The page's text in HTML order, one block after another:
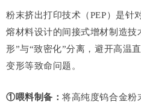
粉末挤出打印技术（PEP）是针
熔材料设计的间接式增材制造技
形”与“致密化”分离，避开高温
变形等致命问题。
①喂料制备：将高纯度钨合金粉